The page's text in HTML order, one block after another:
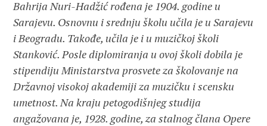
Bahrija Nuri-Hadžić rođena je 1904. godine u
Sarajevu. Osnovnu i srednju školu učila je u Sarajevu
i Beogradu. Takođe, učila je i u muzičkoj školi
Stanković. Posle diplomiranja u ovoj školi dobila je
stipendiju Ministarstva prosvete za školovanje na
Državnoj visokoj akademiji za muzičku i scensku
umetnost. Na kraju petogodišnjeg studija
angažovana je, 1928. godine, za stalnog člana Opere